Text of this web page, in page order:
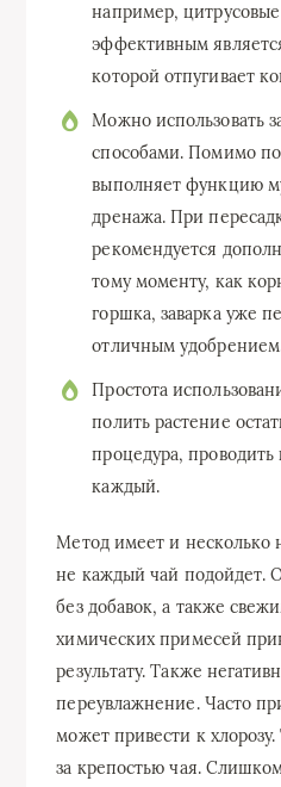
например,
эффективным
которой отпугивает
Можно использовать
способами. Помимо
выполняет функцию
дренажа. При
рекомендуется
тому моменту, как
горшка, заварка уже
отличным
Простота
полить растение
процедура,
каждый.
Метод имеет и несколько
не каждый чай подойдет.
без добавок, а также
химических примесей
результату. Также
переувлажнение. Часто
может привести к
за крепостью чая.